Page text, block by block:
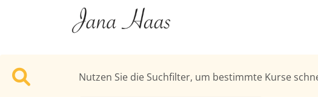
Nutzen Sie die Suchfilter, um bestimmte Kurse